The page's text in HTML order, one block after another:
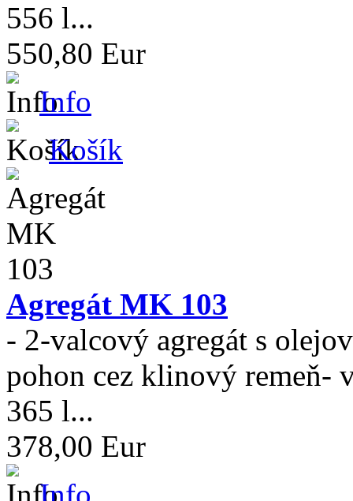
556 l...
550,80 Eur
Info
Košík
Agregát MK 103
- 2-valcový agregát s
pohon cez klinový remeň-
365 l...
378,00 Eur